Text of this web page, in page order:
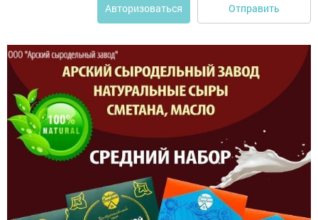
Авторизоваться Отправить